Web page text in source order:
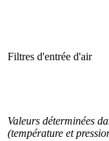
Filtres d'entrée d'air
Valeurs déterminées
(température et